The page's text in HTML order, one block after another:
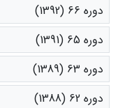
دوره 66 (1392)
دوره 65 (1391)
دوره 63 (1389)
دوره 62 (1388)